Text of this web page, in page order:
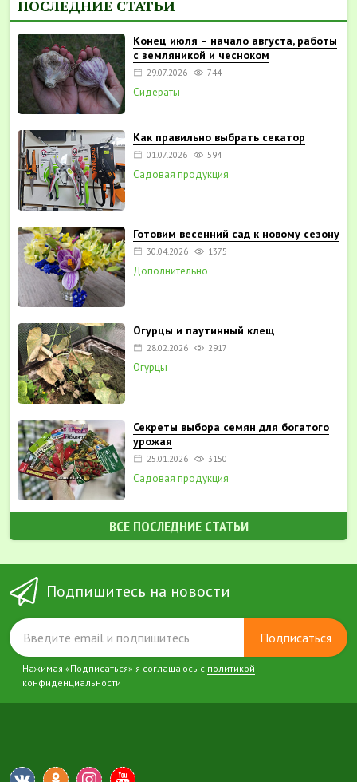
ПОСЛЕДНИЕ СТАТЬИ
Конец июля – начало августа, работы
с земляникой и чесноком
29.07.2026 744
Сидераты
Как правильно выбрать секатор
01.07.2026 594
Садовая продукция
Готовим весенний сад к новому сезону
30.04.2026 1375
Дополнительно
Огурцы и паутинный клещ
28.02.2026 2917
Огурцы
Секреты выбора семян для богатого
урожая
25.01.2026 3150
Садовая продукция
ВСЕ ПОСЛЕДНИЕ СТАТЬИ
Подпишитесь на новости
Подписаться
Нажимая «Подписаться» я соглашаюсь с политикой
конфиденциальности